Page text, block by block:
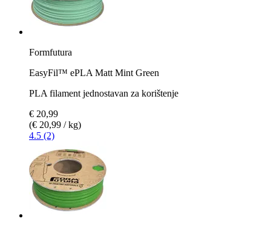
Formfutura
EasyFil™ ePLA Matt Mint Green
PLA filament jednostavan za korištenje
€ 20,99
(€ 20,99 / kg)
4.5 (2)